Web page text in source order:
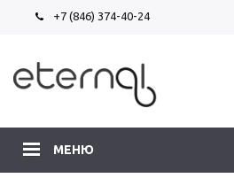
+7 (846) 374-40-24
МЕНЮ